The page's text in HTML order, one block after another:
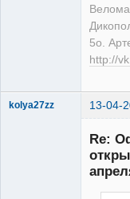
5о.
http://
kolya27zz 13-04-
Re: